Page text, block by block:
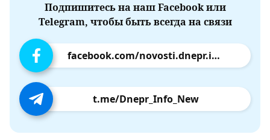
Подпишитесь на наш Facebook или
Telegram, чтобы быть всегда на связи
facebook.com/novosti.dnepr.info
t.me/Dnepr_Info_New